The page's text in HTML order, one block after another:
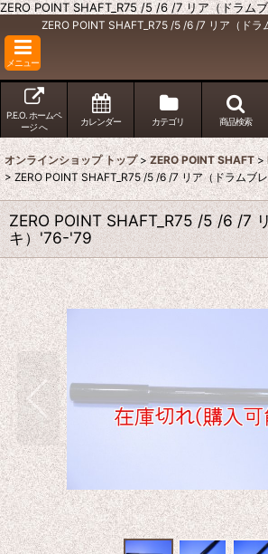
ZERO POINT SHAFT_R75 /5 /6 /7 リア（ドラム
ZERO POINT SHAFT_R75 /5 /6 /7 リア（ド
メニュー
P.E.O. ホームペ
ージ へ
カレンダー カテゴリ 商品検索
オンラインショップ トップ > ZERO POINT SHAFT >
> ZERO POINT SHAFT_R75 /5 /6 /7 リア（ドラムブ
ZERO POINT SHAFT_R75 /5 /6 /7
キ）'76-'79